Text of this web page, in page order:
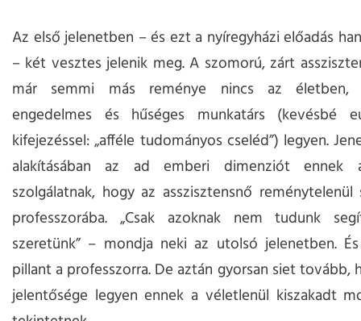
Az első jelenetben – és ezt a nyíregyházi előadás
– két vesztes jelenik meg. A szomorú, zárt
már semmi más reménye nincs az
engedelmes és hűséges munkatárs (kevésbé
kifejezéssel: „afféle tudományos cseléd”) legyen.
alakításában az ad emberi dimenziót ennek
szolgálatnak, hogy az asszisztensnő reménytelenül
professzorába. „Csak azoknak nem tudunk
szeretünk” – mondja neki az utolsó jelenetben.
pillant a professzorra. De aztán gyorsan siet tovább,
jelentősége legyen ennek a véletlenül kiszakadt